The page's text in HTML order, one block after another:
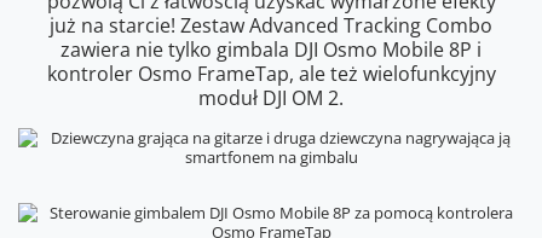
już na starcie! Zestaw Advanced Tracking Combo
zawiera nie tylko gimbala DJI Osmo Mobile 8P i
kontroler Osmo FrameTap, ale też wielofunkcyjny
moduł DJI OM 2.